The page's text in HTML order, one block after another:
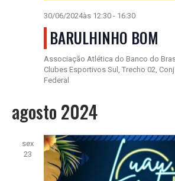
30/06/2024às 12:30- 16:30
BARULHINHO BOM
Associação Atlética do Banco do
Clubes Esportivos Sul, Trecho 02,
Federal
agosto 2024
sex
23